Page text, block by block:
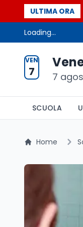
ULTIMA ORA
la glicolisi
Loading...
VEN
7 7
SCUOLA
Home